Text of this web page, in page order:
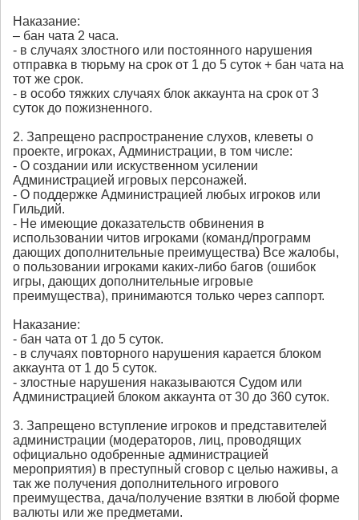
Наказание:
– бан чата 2 часа.
- в случаях злостного или постоянного нарушения
отправка в тюрьму на срок от 1 до 5 суток + бан чата на
тот же срок.
- в особо тяжких случаях блок аккаунта на срок от 3
суток до пожизненного.
2. Запрещено распространение слухов, клеветы о
проекте, игроках, Администрации, в том числе:
- О создании или искуственном усилении
Администрацией игровых персонажей.
- О поддержке Администрацией любых игроков или
Гильдий.
- Не имеющие доказательств обвинения в
использовании читов игроками (команд/программ
дающих дополнительные преимущества) Все жалобы,
о пользовании игроками каких-либо багов (ошибок
игры, дающих дополнительные игровые
преимущества), принимаются только через саппорт.
Наказание:
- бан чата от 1 до 5 суток.
- в случаях повторного нарушения карается блоком
аккаунта от 1 до 5 суток.
- злостные нарушения наказываются Судом или
Администрацией блоком аккаунта от 30 до 360 суток.
3. Запрещено вступление игроков и представителей
администрации (модераторов, лиц, проводящих
официально одобренные администрацией
мероприятия) в преступный сговор с целью наживы, а
так же получения дополнительного игрового
преимущества, дача/получение взятки в любой форме
валюты или же предметами.